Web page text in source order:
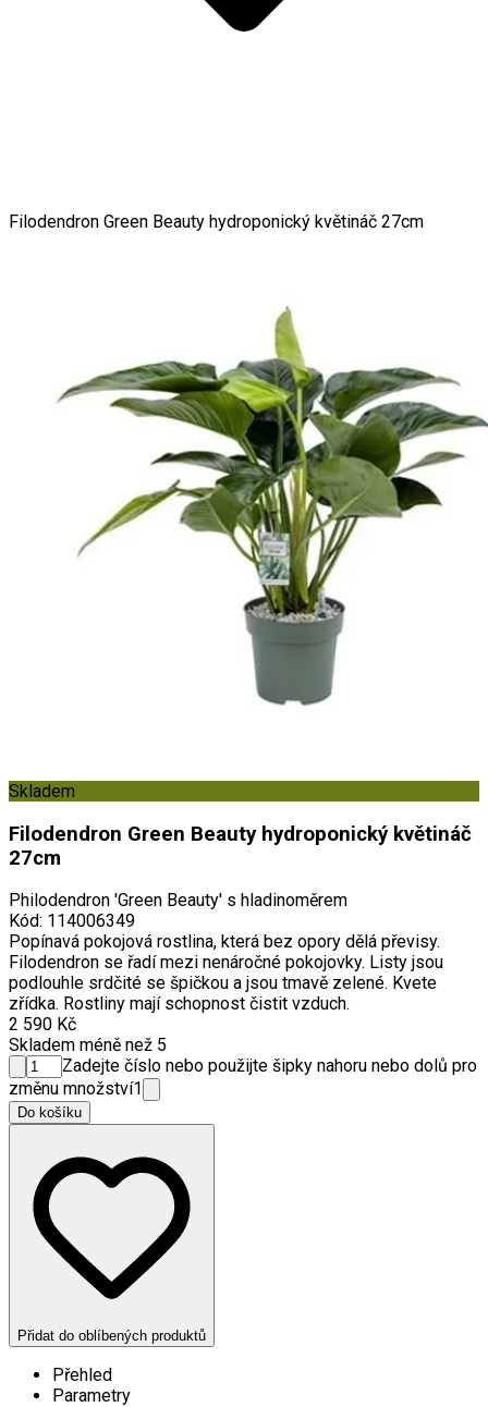
Filodendron Green Beauty hydroponický květináč 27cm
Skladem
Filodendron Green Beauty hydroponický květináč
27cm
Philodendron 'Green Beauty' s hladinoměrem
Kód: 114006349
Popínavá pokojová rostlina, která bez opory dělá převisy.
Filodendron se řadí mezi nenáročné pokojovky. Listy jsou
podlouhle srdčité se špičkou a jsou tmavě zelené. Kvete
zřídka. Rostliny mají schopnost čistit vzduch.
2 590 Kč
Skladem méně než 5
Zadejte číslo nebo použijte šipky nahoru nebo dolů pro
změnu množství1
Do košíku
Přidat do oblíbených produktů
Přehled
Parametry